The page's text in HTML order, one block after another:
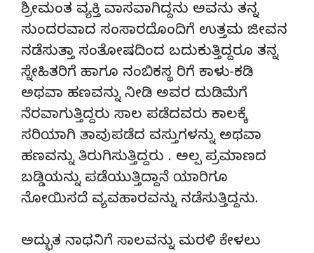
ಶ್ರೀಮಂತ ವ್ಯಕ್ತಿ ವಾಸವಾಗಿದ್ದನು ಅವನು ತನ್ನ
ಸುಂದರವಾದ ಸಂಸಾರದೊಂದಿಗೆ ಉತ್ತಮ ಜೀವನ
ನಡೆಸುತ್ತಾ ಸಂತೋಷದಿಂದ ಬದುಕುತ್ತಿದ್ದರೂ ತನ್ನ
ಸ್ನೇಹಿತರಿಗೆ ಹಾಗೂ ನಂಬಿಕಸ್ಥ ರಿಗೆ ಕಾಳು-ಕಡಿ
ಅಥವಾ ಹಣವನ್ನು ನೀಡಿ ಅವರ ದುಡಿಮೆಗೆ
ನೆರವಾಗುತ್ತಿದ್ದರು ಸಾಲ ಪಡೆದವರು ಕಾಲಕ್ಕೆ
ಸರಿಯಾಗಿ ತಾವು ಪಡೆದ ವಸ್ತುಗಳನ್ನು ಅಥವಾ
ಹಣವನ್ನು ತಿರುಗಿಸುತ್ತಿದ್ದರು . ಅಲ್ಪ ಪ್ರಮಾಣದ
ಬಡ್ಡಿಯನ್ನು ಪಡೆಯುತ್ತಿದ್ದಾನೆ ಯಾರಿಗೂ
ನೋಯಿಸದೆ ವ್ಯವಹಾರವನ್ನು ನಡೆಸುತ್ತಿದ್ದನು.
ಅದ್ಭುತ ನಾಥನಿಗೆ ಸಾಲವನ್ನು ಮರಳಿ ಕೇಳಲು